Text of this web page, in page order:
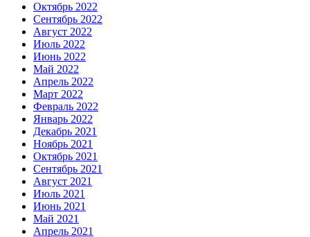
Октябрь 2022
Сентябрь 2022
Август 2022
Июль 2022
Июнь 2022
Май 2022
Апрель 2022
Март 2022
Февраль 2022
Январь 2022
Декабрь 2021
Ноябрь 2021
Октябрь 2021
Сентябрь 2021
Август 2021
Июль 2021
Июнь 2021
Май 2021
Апрель 2021